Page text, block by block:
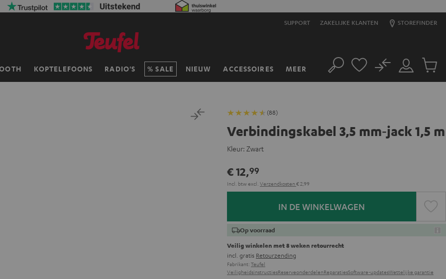
SUPPORT ZAKELIJKE KLANTEN STOREFINDER
KOPTELEFOONS RADIO'S SALE NIEUW ACCESSOIRES MEER Zoeken
Mijn
account
No
(88)
Verbindingskabel 3,5 mm‑jack 1,5 m
Kleur: Zwart
€ 12,99
Incl. btwexcl. Verzendkosten € 2,99
IN DE WINKELWAGEN
Op voorraad
Veilig winkelen met 8 weken retourrecht
incl. gratis Retourzending
Fabrikant: Teufel
VeiligheidsinstructiesReserveonderdelenReparatiesSoftware-updatesWettelijke garantie